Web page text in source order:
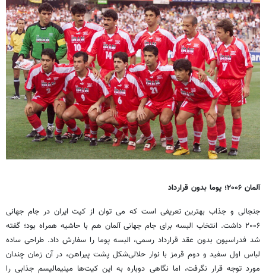
آلمان
جنجالی و جذاب بهترین تعریفی است که می توان از کیت ایران در جام جهانی
۲۰۰۶ داشت. انتخاب البسه برای جام جهانی آلمان هم با حاشیه همراه بود؛ گفته
شد فدراسیون بدون عقد قرارداد رسمی، البسه پوما را سفارش داد. طراحی ساده
لباس اول سفید و دوم قرمز با نوار حلالی‌شکل پشت پیراهن، در آن زمان چندان
مورد توجه قرار نگرفت، اما نگاهی دوباره به این کیت‌ها مینیمالیسم جذابی را